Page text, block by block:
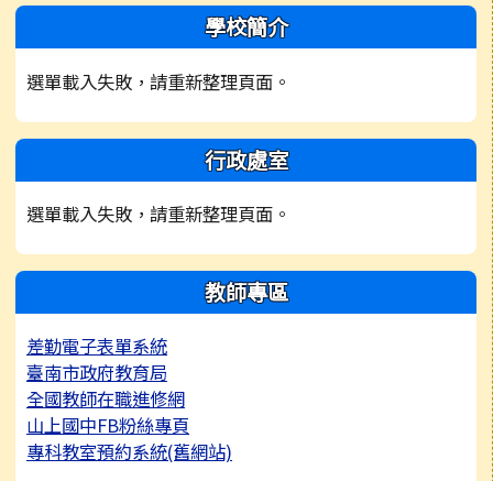
左邊區域內容 學校簡介
選單載入失敗，請重新整理頁面。
行政處室
選單載入失敗，請重新整理頁面。
教師專區
差勤電子表單系統
臺南市政府教育局
全國教師在職進修網
山上國中FB粉絲專頁
專科教室預約系統(舊網站)